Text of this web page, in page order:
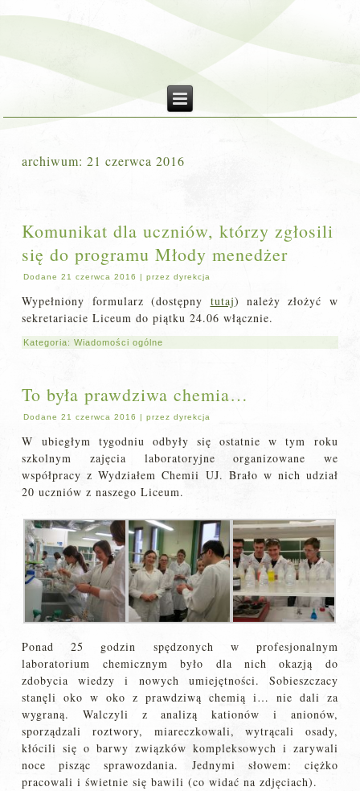
archiwum:21 czerwca 2016
Komunikat dla uczniów, którzy zgłosili
się do programu Młody menedżer
Dodane 21 czerwca 2016 |przez dyrekcja
Wypełniony formularz (dostępny tutaj) należy złożyć w
sekretariacie Liceum do piątku 24.06 włącznie.
Kategoria:Wiadomości ogólne
To była prawdziwa chemia…
Dodane 21 czerwca 2016 |przez dyrekcja
W ubiegłym tygodniu odbyły się ostatnie w tym roku
szkolnym zajęcia laboratoryjne organizowane we
współpracy z Wydziałem Chemii UJ. Brało w nich udział
20 uczniów z naszego Liceum.
Ponad 25 godzin spędzonych w profesjonalnym
laboratorium chemicznym było dla nich okazją do
zdobycia wiedzy i nowych umiejętności. Sobieszczacy
stanęli oko w oko z prawdziwą chemią i… nie dali za
wygraną. Walczyli z analizą kationów i anionów,
sporządzali roztwory, miareczkowali, wytrącali osady,
kłócili się o barwy związków kompleksowych i zarywali
noce pisząc sprawozdania. Jednymi słowem: ciężko
pracowali i świetnie się bawili (co widać na zdjęciach).